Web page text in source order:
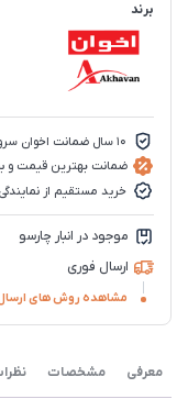
برند
10 سال ضمانت اخوان سرویس
ضمانت بهترین قیمت و
خرید مستقیم از
موجود در انبار چارسو
ارسال فوری
مشاهده روش های
معرفی مشخصات